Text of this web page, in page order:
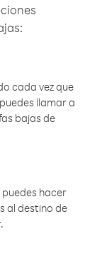
cada vez que
llamar a
bajas de
hacer
al destino de